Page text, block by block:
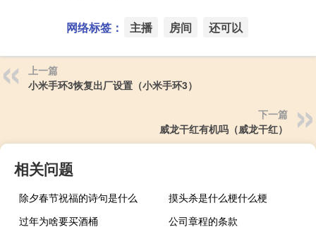
网络标签： 主播 房间 还可以
上一篇
小米手环3恢复出厂设置（小米手环3）
下一篇
威龙干红有机吗（威龙干红）
相关问题
除夕春节祝福的诗句是什么
摸头杀是什么梗什么梗
过年为啥要买酒桶
公司章程的条款